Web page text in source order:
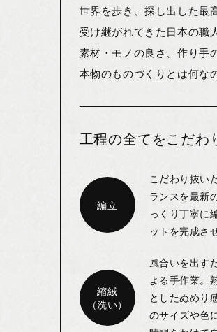
世界を歩き、探し出した最
受け継がれてきた日本の職
素材・モノの良さ、作り手
本物のものづくりとは何な
工程の全てをこだわ
編立
こだわり抜い
ランスを最新
っくり丁寧に
ットを完成さ
縮絨
（洗い）
風合いを出す
よる手作業。
としたぬめり
のサイズや色